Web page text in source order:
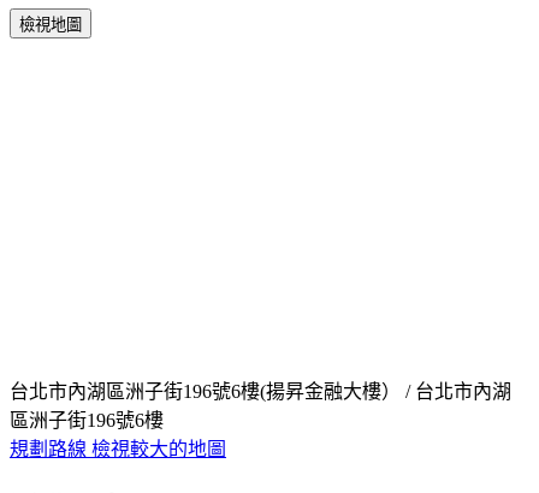
檢視地圖
台北市內湖區洲子街196號6樓(揚昇金融大樓） / 台北市內湖
區洲子街196號6樓
規劃路線 檢視較大的地圖